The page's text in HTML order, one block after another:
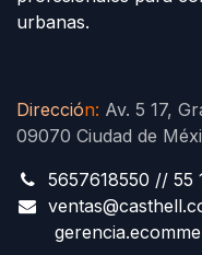
urbanas.
Dirección: Av. 5 17,
09070 Ciudad de
5657618550 // 55